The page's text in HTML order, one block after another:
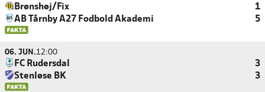
Brønshøj/Fix
1
AB Tårnby A27 Fodbold Akademi
5
06. JUN.12:00
FC Rudersdal
3
Stenløse BK
3